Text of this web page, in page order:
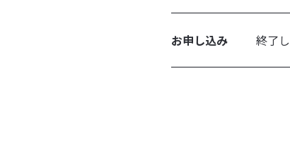
お申し込み 終了